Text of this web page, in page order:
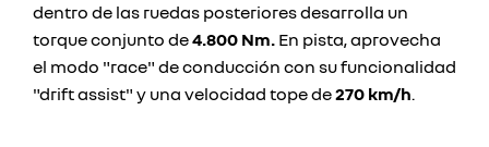
dentro de las ruedas posteriores desarrolla un
torque conjunto de4.800 Nm. En pista, aprovecha
el modo "race" de conducción con su funcionalidad
"drift assist" y una velocidad tope de270 km/h.